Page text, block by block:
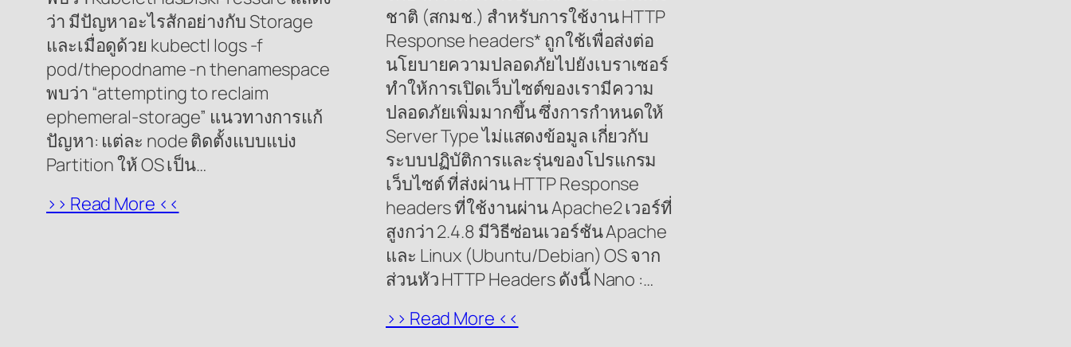
ว่า มีปัญหาอะไรสักอย่างกับ Storage
และเมื่อดูด้วย kubectl logs -f
pod/thepodname -n thenamespace
พบว่า “attempting to reclaim
ephemeral-storage” แนวทางการแก้
ปัญหา: แต่ละ node ติดตั้งแบบแบ่ง
Partition ให้ OS เป็น…
>> Read More <<
ชาติ (สกมช.) สำหรับการใช้งาน HTTP
Response headers* ถูกใช้เพื่อส่งต่อ
นโยบายความปลอดภัยไปยังเบราเซอร์
ทำให้การเปิดเว็บไซต์ของเรามีความ
ปลอดภัยเพิ่มมากขึ้น ซึ่งการกำหนดให้
Server Type ไม่แสดงข้อมูล เกี่ยวกับ
ระบบปฏิบัติการและรุ่นของโปรแกรม
เว็บไซต์ ที่ส่งผ่าน HTTP Response
headers ที่ใช้งานผ่าน Apache2 เวอร์ที่
สูงกว่า 2.4.8 มีวิธีซ่อนเวอร์ชัน Apache
และ Linux (Ubuntu/Debian) OS จาก
ส่วนหัว HTTP Headers ดังนี้ Nano :…
>> Read More <<